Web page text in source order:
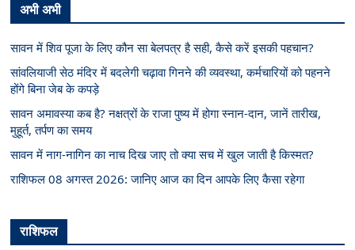
अभी अभी
सावन में शिव पूजा के लिए कौन सा बेलपत्र है सही, कैसे करें इसकी पहचान?
सांवलियाजी सेठ मंदिर में बदलेगी चढ़ावा गिनने की व्यवस्था, कर्मचारियों को पहनने
होंगे बिना जेब के कपड़े
सावन अमावस्या कब है? नक्षत्रों के राजा पुष्य में होगा स्नान-दान, जानें तारीख,
मुहूर्त, तर्पण का समय
सावन में नाग-नागिन का नाच दिख जाए तो क्या सच में खुल जाती है किस्मत?
राशिफल 08 अगस्त 2026: जानिए आज का दिन आपके लिए कैसा रहेगा
राशिफल